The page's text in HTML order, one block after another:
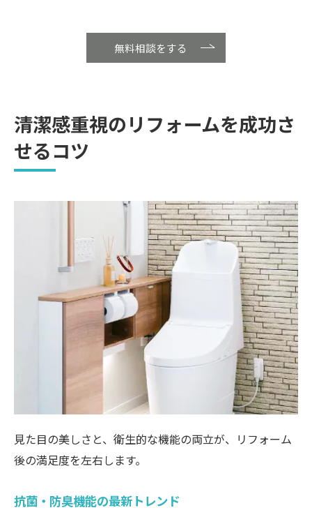
無料相談をする
清潔感重視のリフォームを成功さ
せるコツ
見た目の美しさと、衛生的な機能の両立が、リフォーム
後の満足度を左右します。
抗菌・防臭機能の最新トレンド